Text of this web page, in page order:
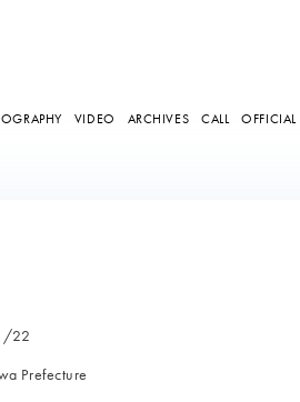
VIDEO ARCHIVES CALL OFFICIAL
22
Prefecture